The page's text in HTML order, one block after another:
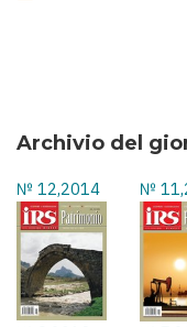
Archivio del
№ 12,2014 №